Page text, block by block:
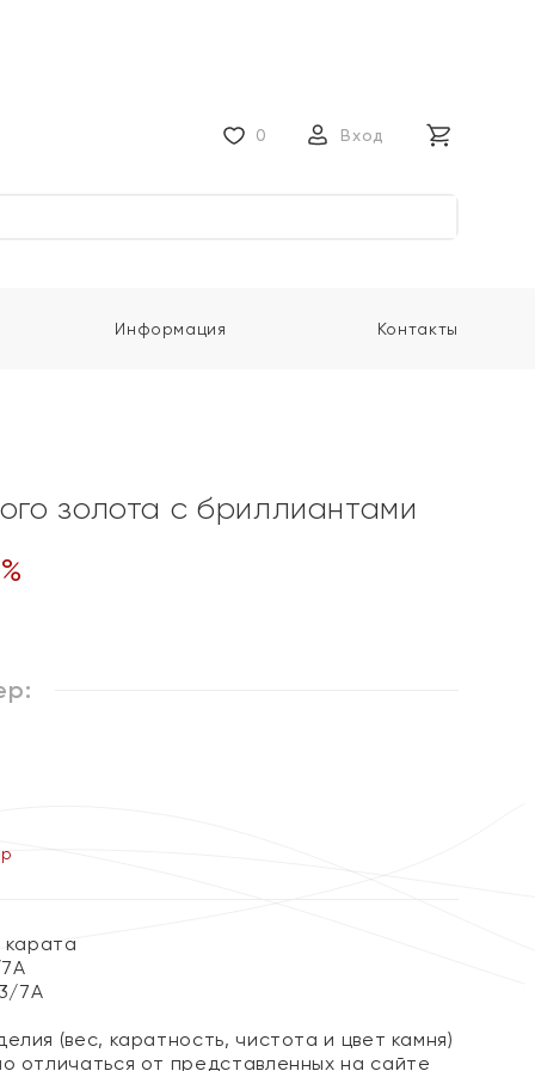
0 Вход
Информация Контакты
золота с бриллиантами
%
карата
7А
(вес, каратность, чистота и цвет камня)
отличаться от представленных на сайте